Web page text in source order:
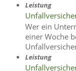
Leistung
Wer ein
einer Woche
Leistung